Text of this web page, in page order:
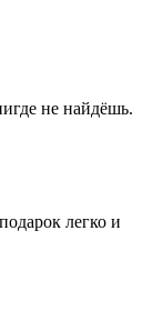
не найдёшь.
легко и